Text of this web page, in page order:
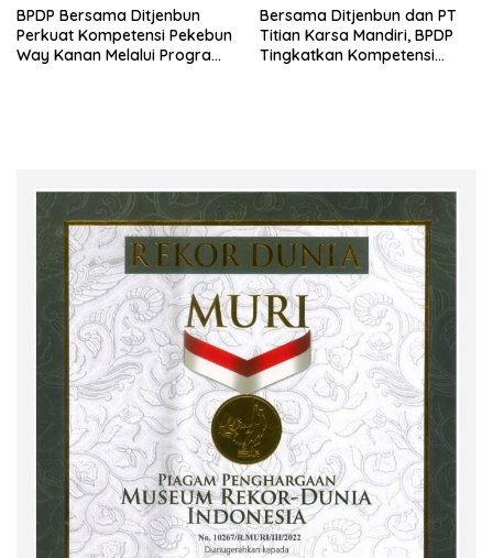
BPDP Bersama Ditjenbun
Perkuat Kompetensi Pekebun
Way Kanan Melalui Program
Bersama Ditjenbun dan PT
Titian Karsa Mandiri, BPDP
Tingkatkan Kompetensi